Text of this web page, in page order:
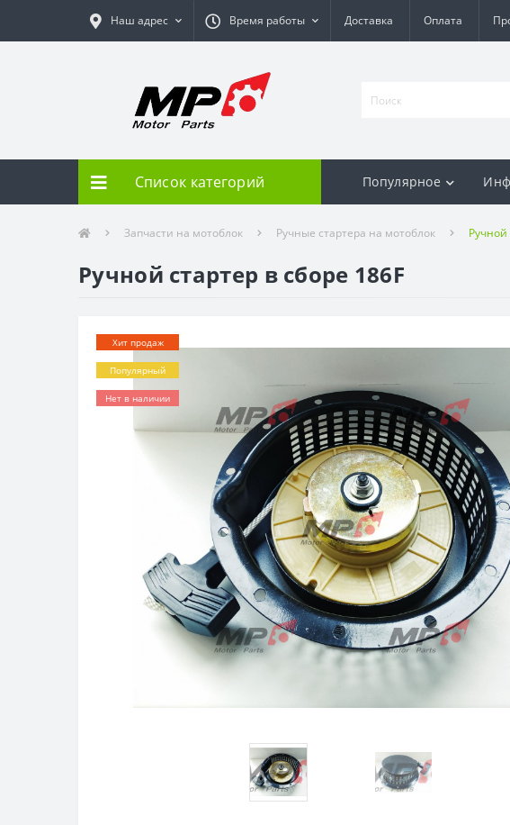
Наш адрес Время работы Доставка Оплата
Список категорий Популярное
Запчасти на мотоблок Ручные стартера на мотоблок Ручной
Ручной стартер в сборе 186F
Хит продаж
Популярный
Нет в наличии